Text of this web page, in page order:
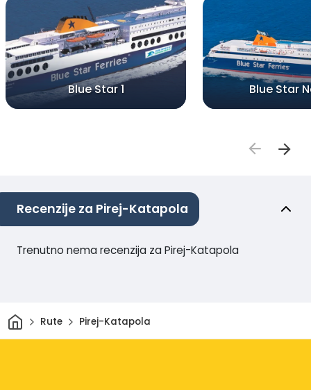
Blue Star 1 Blue Star
Recenzije za Pirej-Katapola
Trenutno nema recenzija za Pirej-Katapola
DomRute Pirej-Katapola